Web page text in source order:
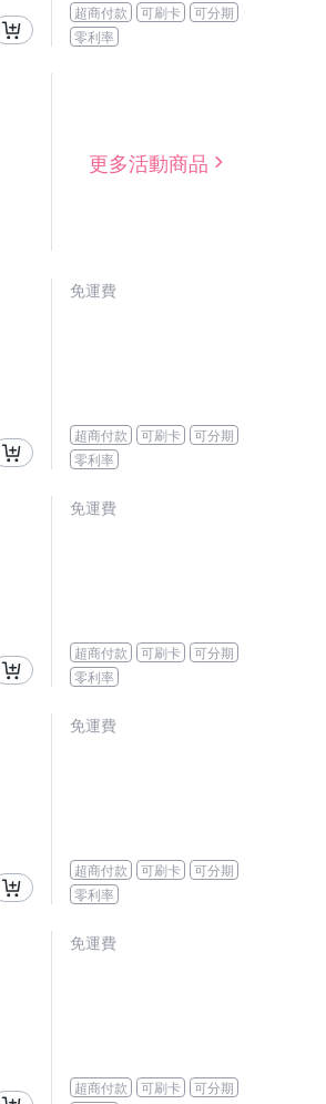
超商付款 可刷卡
可分期
零利率
更多活動商品
免運費
超商付款 可刷卡
可分期
零利率
免運費
超商付款 可刷卡
可分期
零利率
免運費
超商付款 可刷卡
可分期
零利率
免運費
超商付款 可刷卡
可分期